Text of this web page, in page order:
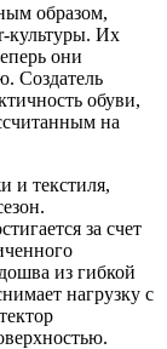
образом,
культуры. Их
они
Создатель
обуви,
на
и текстиля,
за счет
из гибкой
нагрузку с